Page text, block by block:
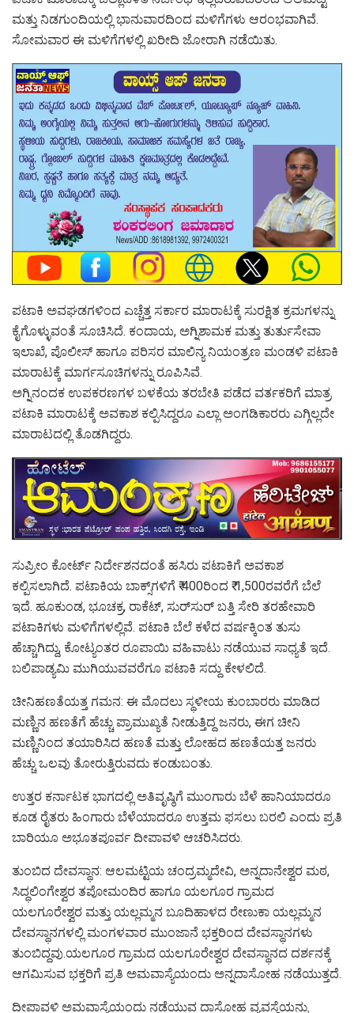
ಮತ್ತು ನಿಡಗುಂದಿಯಲ್ಲಿ ಭಾನುವಾರದಿಂದ ಮಳಿಗೆಗಳು ಆರಂಭವಾಗಿವೆ.
ಸೋಮವಾರ ಈ ಮಳಿಗೆಗಳಲ್ಲಿ ಖರೀದಿ ಜೋರಾಗಿ ನಡೆಯಿತು.
ಪಟಾಕಿ ಅವಘಡಗಳಿಂದ ಎಚ್ಚೆತ್ತ ಸರ್ಕಾರ ಮಾರಾಟಕ್ಕೆ ಸುರಕ್ಷಿತ ಕ್ರಮಗಳನ್ನು
ಕೈಗೊಳ್ಳುವಂತೆ ಸೂಚಿಸಿದೆ. ಕಂದಾಯ, ಅಗ್ನಿಶಾಮಕ ಮತ್ತು ತುರ್ತುಸೇವಾ
ಇಲಾಖೆ, ಪೊಲೀಸ್‌ ಹಾಗೂ ಪರಿಸರ ಮಾಲಿನ್ಯ ನಿಯಂತ್ರಣ ಮಂಡಳಿ ಪಟಾಕಿ
ಮಾರಾಟಕ್ಕೆ ಮಾರ್ಗಸೂಚಿಗಳನ್ನು ರೂಪಿಸಿವೆ.
ಅಗ್ನಿನಂದಕ ಉಪಕರಣಗಳ ಬಳಕೆಯ ತರಬೇತಿ ಪಡೆದ ವರ್ತಕರಿಗೆ ಮಾತ್ರ
ಪಟಾಕಿ ಮಾರಾಟಕ್ಕೆ ಅವಕಾಶ ಕಲ್ಪಿಸಿದ್ದರೂ ಎಲ್ಲಾ ಅಂಗಡಿಕಾರರು ಎಗ್ಗಿಲ್ಲದೇ
ಮಾರಾಟದಲ್ಲಿ ತೊಡಗಿದ್ದರು.
ಸುಪ್ರೀಂ ಕೋರ್ಟ್‌ ನಿರ್ದೇಶನದಂತೆ ಹಸಿರು ಪಟಾಕಿಗೆ ಅವಕಾಶ
ಕಲ್ಪಿಸಲಾಗಿದೆ. ಪಟಾಕಿಯ ಬಾಕ್ಸ್‌ಗಳಿಗೆ ₹ 400ರಿಂದ ₹ 1,500ರವರೆಗೆ ಬೆಲೆ
ಇದೆ. ಹೂಕುಂಡ, ಭೂಚಕ್ರ, ರಾಕೆಟ್‌, ಸುರ್‌ಸುರ್‌ ಬತ್ತಿ ಸೇರಿ ತರಹೇವಾರಿ
ಪಟಾಕಿಗಳು ಮಳಿಗೆಗಳಲ್ಲಿವೆ. ಪಟಾಕಿ ಬೆಲೆ ಕಳೆದ ವರ್ಷಕ್ಕಿಂತ ತುಸು
ಹೆಚ್ಚಾಗಿದ್ದು, ಕೋಟ್ಯಂತರ ರೂಪಾಯಿ ವಹಿವಾಟು ನಡೆಯುವ ಸಾಧ್ಯತೆ ಇದೆ.
ಬಲಿಪಾಡ್ಯಮಿ ಮುಗಿಯುವವರೆಗೂ ಪಟಾಕಿ ಸದ್ದು ಕೇಳಲಿದೆ.
ಚೀನಿಹಣತೆಯತ್ತ ಗಮನ: ಈ ಮೊದಲು ಸ್ಥಳೀಯ ಕುಂಬಾರರು ಮಾಡಿದ
ಮಣ್ಣಿನ ಹಣತೆಗೆ ಹೆಚ್ಚು ಪ್ರಾಮುಖ್ಯತೆ ನೀಡುತ್ತಿದ್ದ ಜನರು, ಈಗ ಚೀನಿ
ಮಣ್ಣಿನಿಂದ ತಯಾರಿಸಿದ ಹಣತೆ ಮತ್ತು ಲೋಹದ ಹಣತೆಯತ್ತ ಜನರು
ಹೆಚ್ಚು ಒಲವು ತೋರುತ್ತಿರುವದು ಕಂಡುಬಂತು.
ಉತ್ತರ ಕರ್ನಾಟಕ ಭಾಗದಲ್ಲಿ ಅತಿವೃಷ್ಠಿಗೆ ಮುಂಗಾರು ಬೆಳೆ ಹಾನಿಯಾದರೂ
ಕೂಡ ರೈತರು ಹಿಂಗಾರು ಬೆಳೆಯಾದರೂ ಉತ್ತಮ ಫಸಲು ಬರಲಿ ಎಂದು ಪ್ರತಿ
ಬಾರಿಯೂ ಅಭೂತಪೂರ್ವ ದೀಪಾವಳಿ ಆಚರಿಸಿದರು.
ತುಂಬಿದ ದೇವಸ್ಥಾನ: ಆಲಮಟ್ಟಿಯ ಚಂದ್ರಮ್ಮದೇವಿ, ಅನ್ನದಾನೇಶ್ವರ ಮಠ,
ಸಿದ್ಧಲಿಂಗೇಶ್ವರ ತಪೋಮಂದಿರ ಹಾಗೂ ಯಲಗೂರ ಗ್ರಾಮದ
ಯಲಗೂರೇಶ್ವರ ಮತ್ತು ಯಲ್ಲಮ್ಮನ ಬೂದಿಹಾಳದ ರೇಣುಕಾ ಯಲ್ಲಮ್ಮನ
ದೇವಸ್ಥಾನಗಳಲ್ಲಿ ಮಂಗಳವಾರ ಮುಂಜಾನೆ ಭಕ್ತರಿಂದ ದೇವಸ್ಥಾನಗಳು
ತುಂಬಿದ್ದವು.ಯಲಗೂರ ಗ್ರಾಮದ ಯಲಗೂರೇಶ್ವರ ದೇವಸ್ಥಾನದ ದರ್ಶನಕ್ಕೆ
ಆಗಮಿಸುವ ಭಕ್ತರಿಗೆ ಪ್ರತಿ ಅಮವಾಸ್ಯೆಯಂದು ಅನ್ನದಾಸೋಹ ನಡೆಯುತ್ತದೆ.
ದೀಪಾವಳಿ ಅಮವಾಸ್ಯೆಯಂದು ನಡೆಯುವ ದಾಸೋಹ ವ್ಯವಸ್ಥೆಯನ್ನು